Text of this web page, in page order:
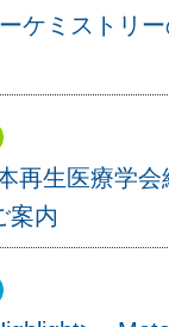
ケミストリ
再生医療学会
案内